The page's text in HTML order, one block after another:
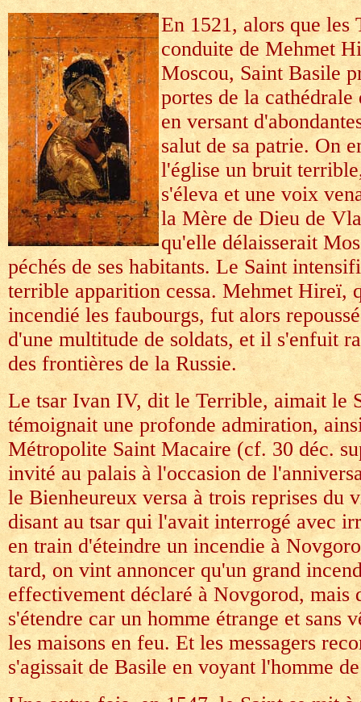
En 1521, alors que les
conduite de Mehmet
Moscou, Saint Basile
portes de la
en versant
salut de sa patrie. On
l'église un bruit
s'éleva et une voix
la Mère de Dieu de
qu'elle délaisserait
péchés de ses habitants. Le Saint
terrible apparition cessa. Mehmet Hireï,
incendié les faubourgs, fut alors
d'une multitude de soldats, et il s'enfuit
des frontières de la Russie.
Le tsar Ivan IV, dit le Terrible, aimait le
témoignait une profonde admiration,
Métropolite Saint Macaire (cf. 30 déc.
invité au palais à l'occasion de
le Bienheureux versa à trois reprises du
disant au tsar qui l'avait interrogé avec
en train d'éteindre un incendie à
tard, on vint annoncer qu'un grand
effectivement déclaré à Novgorod, mais
s'étendre car un homme étrange et sans
les maisons en feu. Et les messagers
s'agissait de Basile en voyant l'homme